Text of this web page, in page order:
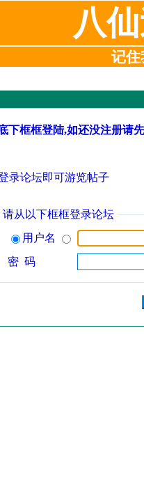
八
记住
下框框登陆,如还没注册请
录论坛即可游览帖子
请从以下框框登录论坛
用户名
密 码